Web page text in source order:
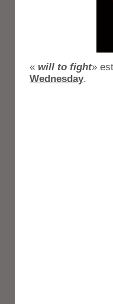
« will to fight»
Wednesday.